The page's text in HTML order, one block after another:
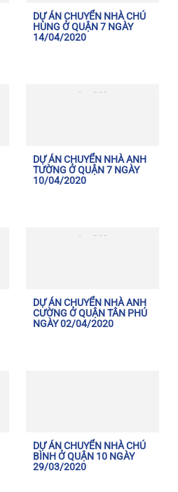
DỰ ÁN CHUYỂN NHÀ CHÚ
HÙNG Ở QUẬN 7 NGÀY
14/04/2020
DỰ ÁN CHUYỂN NHÀ ANH
TƯỜNG Ở QUẬN 7 NGÀY
10/04/2020
DỰ ÁN CHUYỂN NHÀ ANH
CƯỜNG Ở QUẬN TÂN PHÚ
NGÀY 02/04/2020
DỰ ÁN CHUYỂN NHÀ CHÚ
BÌNH Ở QUẬN 10 NGÀY
29/03/2020